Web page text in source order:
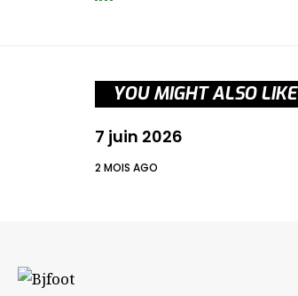
YOU MIGHT ALSO LIKE
7 juin 2026
2 MOIS AGO